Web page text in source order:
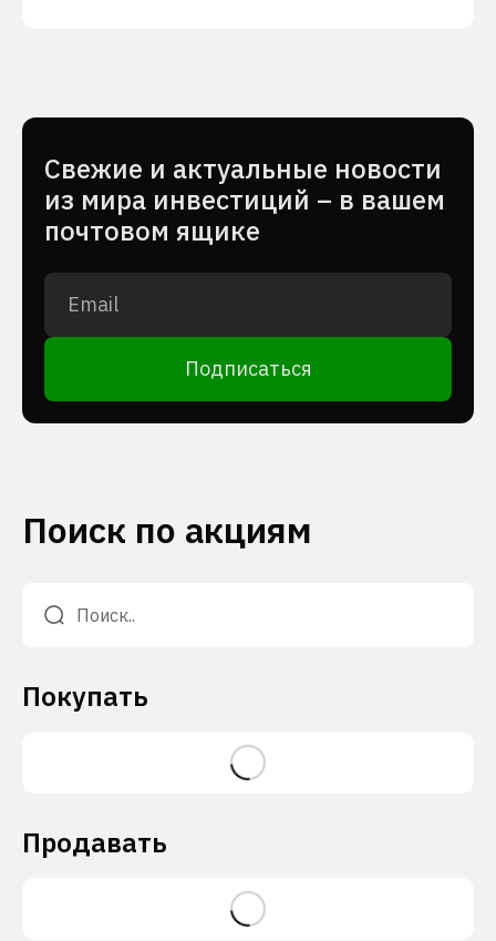
Cвежие и актуальные новости
из мира инвестиций – в вашем
почтовом ящике
Подписаться
Поиск по акциям
Покупать
Продавать